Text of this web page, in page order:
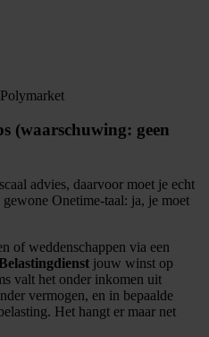
(waarschuwing: geen
advies, daarvoor moet je echt
Onetime-taal: ja, je moet
of weddenschappen via een
jouw winst op
valt het onder inkomen uit
vermogen, en in bepaalde
Het hangt er maar net